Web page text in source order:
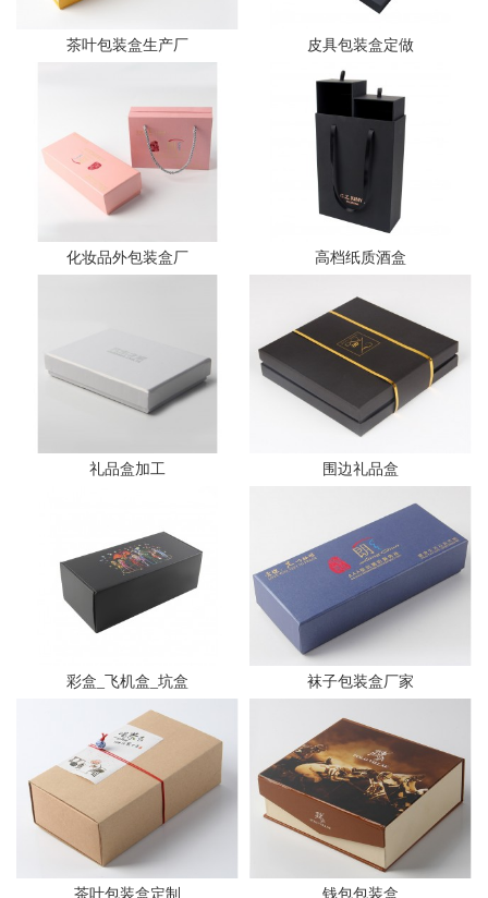
茶叶包装盒生产厂 皮具包装盒定做
化妆品外包装盒厂 高档纸质酒盒
礼品盒加工 围边礼品盒
彩盒_飞机盒_坑盒 袜子包装盒厂家
茶叶包装盒定制 钱包包装盒